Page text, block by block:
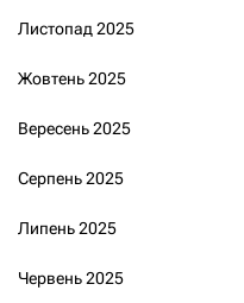
Листопад 2025
Жовтень 2025
Вересень 2025
Серпень 2025
Липень 2025
Червень 2025